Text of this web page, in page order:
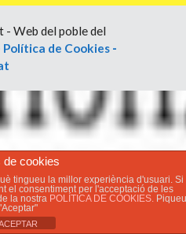
Web del poble del
Política de Cookies -
de cookies
tingueu la millor experiència d'usuari. Si
el consentiment per l'acceptació de les
la nostra POLÍTICA DE COOKIES. Piqueu